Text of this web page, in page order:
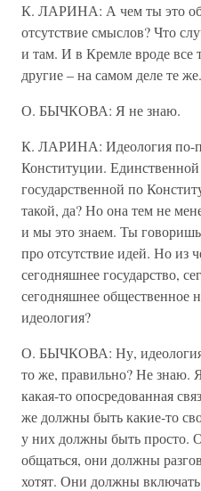
К. ЛАРИНА: А чем ты это
отсутствие смыслов? Что
и там. И в Кремле вроде все
другие – на самом деле те
О. БЫЧКОВА: Я не знаю.
К. ЛАРИНА: Идеология по-
Конституции.
государственной по
такой, да? Но она тем не
и мы это знаем. Ты
про отсутствие идей. Но из
сегодняшнее государство,
сегодняшнее общественное
идеология?
О. БЫЧКОВА: Ну, идеология
то же, правильно? Не знаю.
какая-то опосредованная
же должны быть какие-то
у них должны быть просто.
общаться, они должны
хотят. Они должны включать